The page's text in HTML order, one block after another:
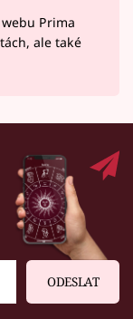
Prima
ale také
ODESLAT